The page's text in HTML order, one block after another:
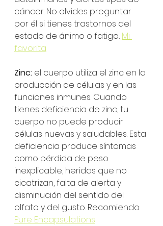
cáncer. No olvides preguntar
por él si tienes trastornos del
estado de ánimo o fatiga.. Mi
favorita
Zinc: el cuerpo utiliza el zinc en la
producción de células y en las
funciones inmunes. Cuando
tienes deficiencia de zinc, tu
cuerpo no puede producir
células nuevas y saludables. Esta
deficiencia produce síntomas
como pérdida de peso
inexplicable, heridas que no
cicatrizan, falta de alerta y
disminución del sentido del
olfato y del gusto. Recomiendo
Pure Encapsulations